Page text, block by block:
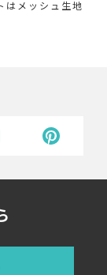
はメッシュ生地